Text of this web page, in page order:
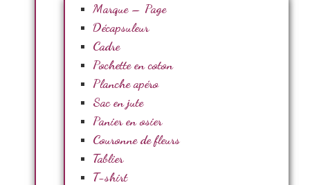
Marque – Page
Décapsuleur
Cadre
Pochette en coton
Planche apéro
Sac en jute
Panier en osier
Couronne de fleurs
Tablier
T-shirt